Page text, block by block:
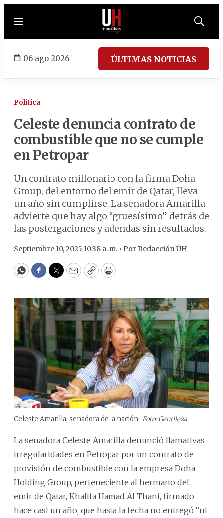
Menú
Mostrar
06 ago 2026 ÚLTIMAS NOTICIAS
Política
Celeste denuncia contrato de
combustible que no se cumple
en Petropar
Un contrato millonario con la firma Doha
Group, del entorno del emir de Qatar, lleva
un año sin cumplirse. La senadora Amarilla
advierte que hay algo “gruesísimo” detrás de
las postergaciones y adendas sin resultados.
Septiembre 10, 2025 10:38 a. m. • Por Redacción ÚH
WhatsApp
Facebook
Twitter
EmailCopyPrint
Celeste Amarilla, senadora de la nación. Foto: Gentileza
La senadora Celeste Amarilla denunció llamativas
irregularidades en Petropar por un contrato de
provisión de combustible con la empresa Doha
Holding Group, perteneciente al hermano del
emir de Qatar, Khalifa Hamad Al Thani, firmado
hace casi un año, que hasta la fecha no entregó “ni